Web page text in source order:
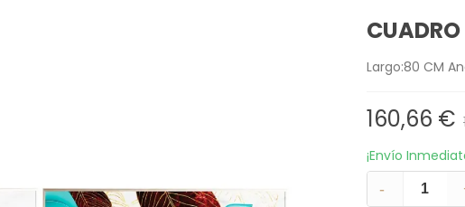
Largo:80 CM
160,66 €
¡Envío
-